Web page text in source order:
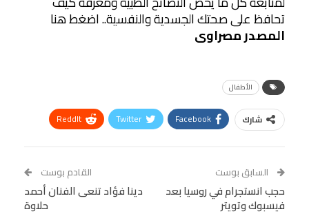
تحافظ على صحتك الجسدية والنفسية.. اضغط هنا
المصدر مصراوى
الأطفال
شارك Facebook
Twitter
ReddIt
البريد الإلكتروني
StumbleUpon
VK
Digg
السابق بوست
حجب انستجرام في روسيا بعد
فيسبوك وتويتر
القادم بوست
دينا فؤاد تنعى الفنان أحمد
حلاوة